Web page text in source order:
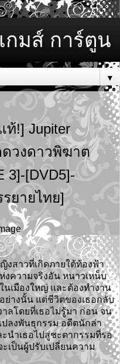
กมส์ การ์ตูน
▼
ท้!] Jupiter
ดวงดาวพิฆาต
3]-[DVD5]-
ยายไทย]
าวที่เกิดภายใต้ท้องฟ้า
ความจริงอัน หนาวเหน็บ
เมืองใหญ่ และต้องทำงาน
ย่างนั้น แต่ชีวิตของเธอกลับ
ลโดยที่เธอไม่รู้มา ก่อน จน
ปลงพันธุกรรม อดีตนักล่า
นำเธอไปสู่ชะตากรรมที่รอ
เป็นผู้ปรับเปลี่ยนความ